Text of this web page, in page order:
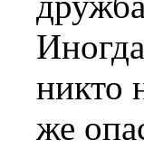
никто
же